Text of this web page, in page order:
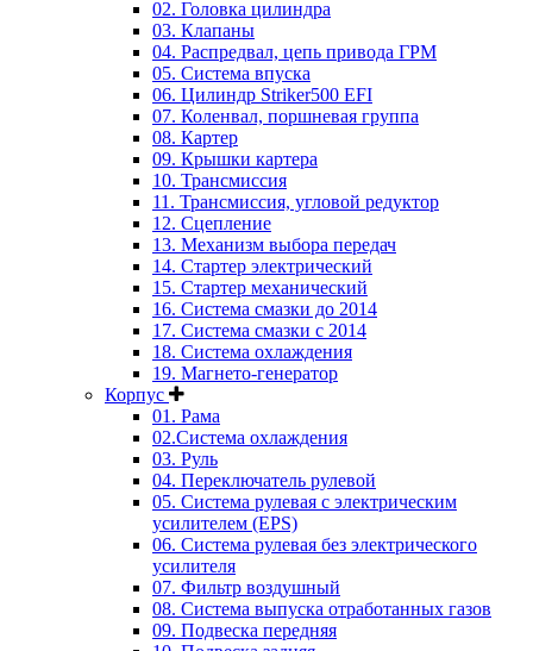
02. Головка цилиндра
03. Клапаны
04. Распредвал, цепь привода ГРМ
05. Система впуска
06. Цилиндр Striker500 EFI
07. Коленвал, поршневая группа
08. Картер
09. Крышки картера
10. Трансмиссия
11. Трансмиссия, угловой редуктор
12. Сцепление
13. Механизм выбора передач
14. Стартер электрический
15. Стартер механический
16. Система смазки до 2014
17. Система смазки c 2014
18. Система охлаждения
19. Магнето-генератор
Корпус
01. Рама
02.Система охлаждения
03. Руль
04. Переключатель рулевой
05. Система рулевая с электрическим
усилителем (EPS)
06. Система рулевая без электрического
усилителя
07. Фильтр воздушный
08. Система выпуска отработанных газов
09. Подвеска передняя